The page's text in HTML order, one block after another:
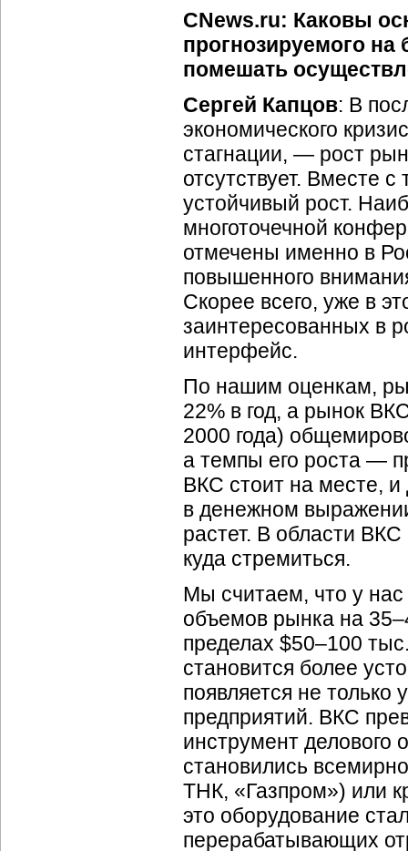
CNews.ru: Каковы
прогнозируемого
помешать
Сергей Капцов: В
экономического
стагнации, — рост
отсутствует. Вместе
устойчивый рост.
многоточечной
отмечены именно в
повышенного
Скорее всего, уже в
заинтересованных в
интерфейс.
По нашим оценкам,
22% в год, а рынок
2000 года)
а темпы его роста —
ВКС стоит на месте,
в денежном
растет. В области
куда стремиться.
Мы считаем, что у
объемов рынка на
пределах $50–100
становится более
появляется не только
предприятий. ВКС
инструмент
становились
ТНК, «Газпром») или
это оборудование
перерабатывающих